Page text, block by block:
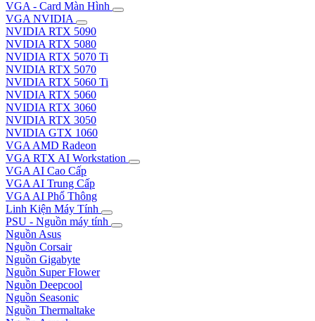
VGA - Card Màn Hình
VGA NVIDIA
NVIDIA RTX 5090
NVIDIA RTX 5080
NVIDIA RTX 5070 Ti
NVIDIA RTX 5070
NVIDIA RTX 5060 Ti
NVIDIA RTX 5060
NVIDIA RTX 3060
NVIDIA RTX 3050
NVIDIA GTX 1060
VGA AMD Radeon
VGA RTX AI Workstation
VGA AI Cao Cấp
VGA AI Trung Cấp
VGA AI Phổ Thông
Linh Kiện Máy Tính
PSU - Nguồn máy tính
Nguồn Asus
Nguồn Corsair
Nguồn Gigabyte
Nguồn Super Flower
Nguồn Deepcool
Nguồn Seasonic
Nguồn Thermaltake